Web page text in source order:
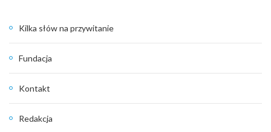
Kilka słów na przywitanie
Fundacja
Kontakt
Redakcja